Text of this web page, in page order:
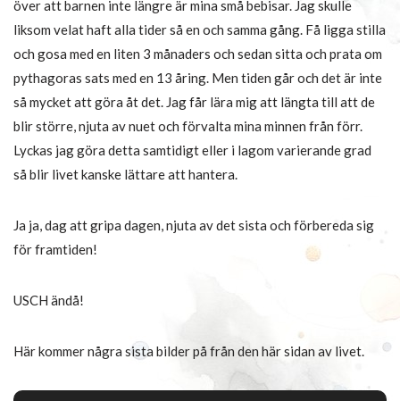
över att barnen inte längre är mina små bebisar. Jag skulle
liksom velat haft alla tider så en och samma gång. Få ligga stilla
och gosa med en liten 3 månaders och sedan sitta och prata om
pythagoras sats med en 13 åring. Men tiden går och det är inte
så mycket att göra åt det. Jag får lära mig att längta till att de
blir större, njuta av nuet och förvalta mina minnen från förr.
Lyckas jag göra detta samtidigt eller i lagom varierande grad
så blir livet kanske lättare att hantera.
Ja ja, dag att gripa dagen, njuta av det sista och förbereda sig
för framtiden!
USCH ändå!
Här kommer några sista bilder på från den här sidan av livet.